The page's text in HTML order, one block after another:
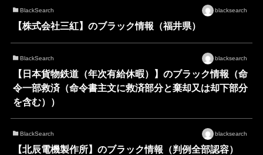
BlackSearch blacksearch
【株式会社三紅】のブラック情報（福井県）
BlackSearch blacksearch
【日本貨物鉄道（年次有給休暇）】のブラック情報（命
令一部救済（命令書主文に救済部分と棄却又は却下部分
を含む））
BlackSearch blacksearch
【北辰電機製作所】のブラック情報（判例全部認容）